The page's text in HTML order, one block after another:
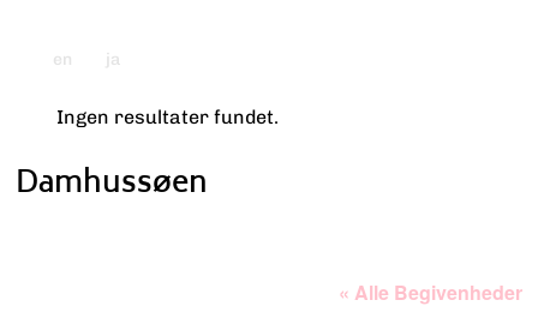
en ja
Bemærk
Ingen resultater fundet.
Damhussøen
« Alle Begivenheder